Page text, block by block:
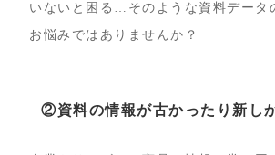
いないと困る…そのような資料データ
お悩みではありませんか？
②資料の情報が古かったり新し